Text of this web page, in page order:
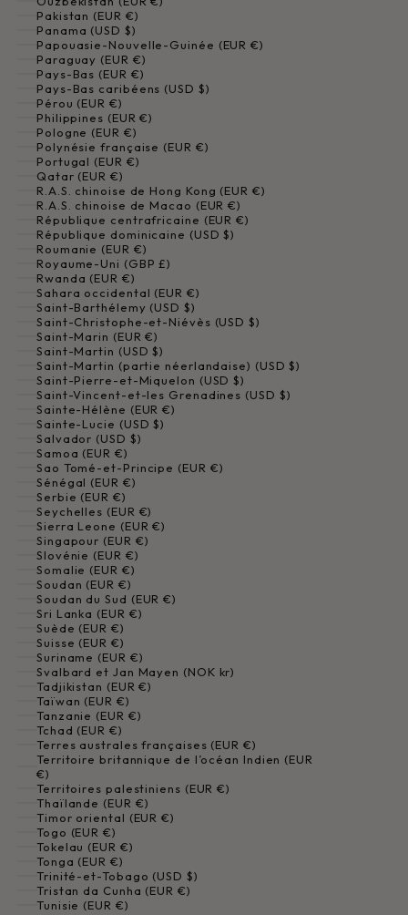
Pakistan (EUR €)
Panama (USD $)
Papouasie-Nouvelle-Guinée (EUR €)
Paraguay (EUR €)
Pays-Bas (EUR €)
Pays-Bas caribéens (USD $)
Pérou (EUR €)
Philippines (EUR €)
Pologne (EUR €)
Polynésie française (EUR €)
Portugal (EUR €)
Qatar (EUR €)
R.A.S. chinoise de Hong Kong (EUR €)
R.A.S. chinoise de Macao (EUR €)
République centrafricaine (EUR €)
République dominicaine (USD $)
Roumanie (EUR €)
Royaume-Uni (GBP £)
Rwanda (EUR €)
Sahara occidental (EUR €)
Saint-Barthélemy (USD $)
Saint-Christophe-et-Niévès (USD $)
Saint-Marin (EUR €)
Saint-Martin (USD $)
Saint-Martin (partie néerlandaise) (USD $)
Saint-Pierre-et-Miquelon (USD $)
Saint-Vincent-et-les Grenadines (USD $)
Sainte-Hélène (EUR €)
Sainte-Lucie (USD $)
Salvador (USD $)
Samoa (EUR €)
Sao Tomé-et-Principe (EUR €)
Sénégal (EUR €)
Serbie (EUR €)
Seychelles (EUR €)
Sierra Leone (EUR €)
Singapour (EUR €)
Slovénie (EUR €)
Somalie (EUR €)
Soudan (EUR €)
Soudan du Sud (EUR €)
Sri Lanka (EUR €)
Suède (EUR €)
Suisse (EUR €)
Suriname (EUR €)
Svalbard et Jan Mayen (NOK kr)
Tadjikistan (EUR €)
Taïwan (EUR €)
Tanzanie (EUR €)
Tchad (EUR €)
Terres australes françaises (EUR €)
Territoire britannique de l’océan Indien (EUR
€)
Territoires palestiniens (EUR €)
Thaïlande (EUR €)
Timor oriental (EUR €)
Togo (EUR €)
Tokelau (EUR €)
Tonga (EUR €)
Trinité-et-Tobago (USD $)
Tristan da Cunha (EUR €)
Tunisie (EUR €)